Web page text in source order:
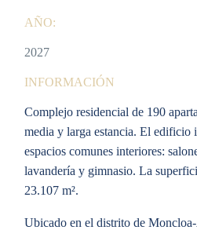
AÑO:
2027
INFORMACIÓN
Complejo residencial de 190
media y larga estancia. El edificio
espacios comunes interiores:
lavandería y gimnasio. La
23.107 m².
Ubicado en el distrito de